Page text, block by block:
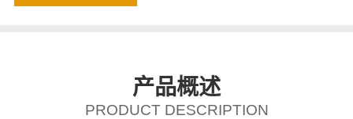
产品概述
PRODUCT DESCRIPTION